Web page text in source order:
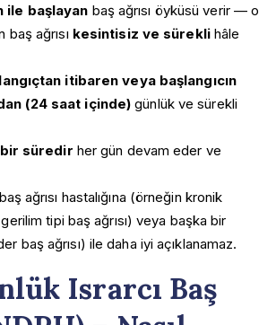
ile başlayan baş ağrısı öyküsü verir — o
ağrısı kesintisiz ve süreklihâle
itibaren veya başlangıcın
(24 saat içinde) günlük ve sürekli
bir süredir her gün devam eder ve
ağrısı hastalığına (örneğin kronik
tipi baş ağrısı) veya başka bir
baş ağrısı) ile daha iyi açıklanamaz.
Israrcı Baş